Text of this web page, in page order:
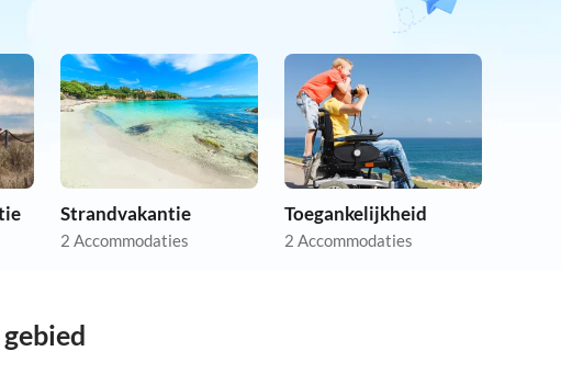
Strandvakantie
2 Accommodaties
Toegankelijkheid
2 Accommodaties